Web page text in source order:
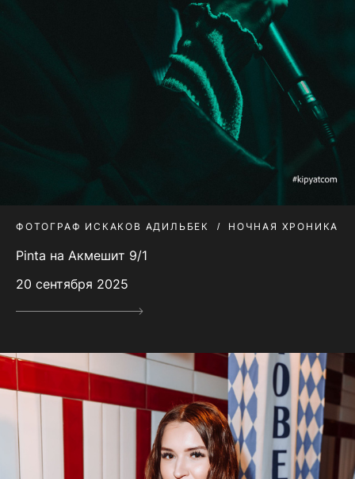
ФОТОГРАФ ИСКАКОВ АДИЛЬБЕК НОЧНАЯ ХРОНИКА
Pinta на Акмешит 9/1
20 сентября 2025